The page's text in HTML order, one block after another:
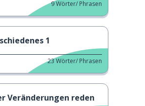
9Wörter/ Phrasen
1
23Wörter/ Phrasen
Veränderungen reden